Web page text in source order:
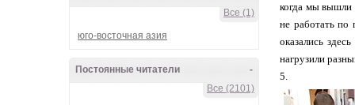
Все (1)
юго-восточная азия
-
Постоянные читатели
Все (2101)
когда мы вышли
не работать по
оказались
нагрузили
5.